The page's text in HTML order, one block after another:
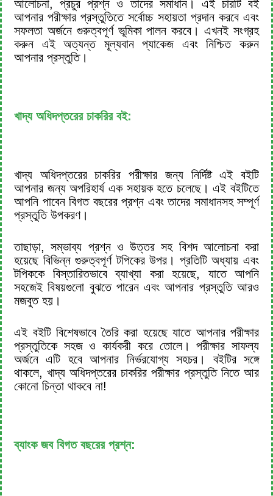
আলোচনা, প্রচুর প্রশ্ন ও তাদের সমাধান। এই চারটি বই
আপনার পরীক্ষার প্রস্তুতিতে সর্বোচ্চ সহায়তা প্রদান করবে এবং
সফলতা অর্জনে গুরুত্বপূর্ণ ভূমিকা পালন করবে। এখনই সংগ্রহ
করুন এই অত্যন্ত মূল্যবান প্যাকেজ এবং নিশ্চিত করুন
আপনার প্রস্তুতি।
খাদ্য অধিদপ্তরের চাকরির বই:
খাদ্য অধিদপ্তরের চাকরির পরীক্ষার জন্য নির্দিষ্ট এই বইটি
আপনার জন্য অপরিহার্য এক সহায়ক হতে চলেছে। এই বইটিতে
আপনি পাবেন বিগত বছরের প্রশ্ন এবং তাদের সমাধানসহ সম্পূর্ণ
প্রস্তুতি উপকরণ।
তাছাড়া, সম্ভাব্য প্রশ্ন ও উত্তর সহ বিশদ আলোচনা করা
হয়েছে বিভিন্ন গুরুত্বপূর্ণ টপিকের উপর। প্রতিটি অধ্যায় এবং
টপিককে বিস্তারিতভাবে ব্যাখ্যা করা হয়েছে, যাতে আপনি
সহজেই বিষয়গুলো বুঝতে পারেন এবং আপনার প্রস্তুতি আরও
মজবুত হয়।
এই বইটি বিশেষভাবে তৈরি করা হয়েছে যাতে আপনার পরীক্ষার
প্রস্তুতিকে সহজ ও কার্যকরী করে তোলে। পরীক্ষার সাফল্য
অর্জনে এটি হবে আপনার নির্ভরযোগ্য সহচর। বইটির সঙ্গে
থাকলে, খাদ্য অধিদপ্তরের চাকরির পরীক্ষার প্রস্তুতি নিতে আর
কোনো চিন্তা থাকবে না!
ব্যাংক জব বিগত বছরের প্রশ্ন: